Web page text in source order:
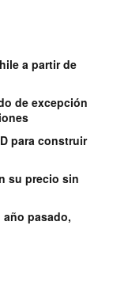
a partir de
de excepción
para construir
su precio sin
pasado,